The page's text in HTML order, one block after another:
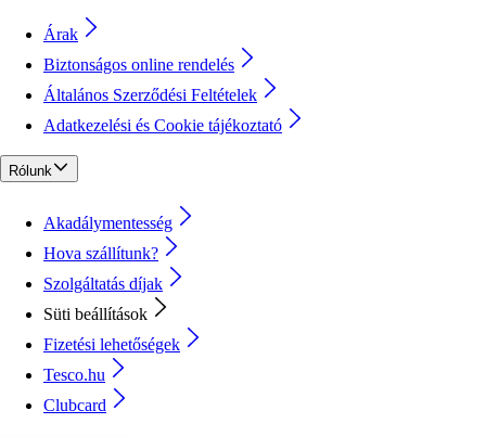
Árak
Biztonságos online rendelés
Általános Szerződési Feltételek
Adatkezelési és Cookie tájékoztató
Rólunk
Akadálymentesség
Hova szállítunk?
Szolgáltatás díjak
Süti beállítások
Fizetési lehetőségek
Tesco.hu
Clubcard